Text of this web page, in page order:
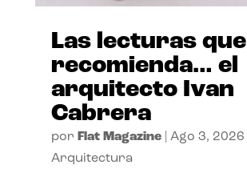
Las lecturas que
recomienda… el
arquitecto Ivan
Cabrera
por Flat Magazine| Ago 3, 2026
Arquitectura